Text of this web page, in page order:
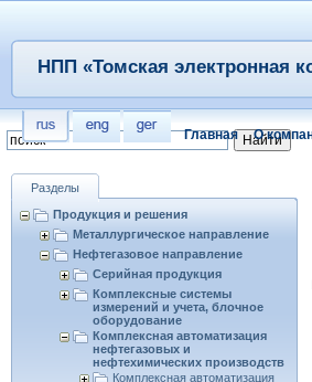
Главная О
НПП «Томская электронная
Разделы
Продукция и решения
Металлургическое направление
Нефтегазовое направление
Серийная продукция
Комплексные системы
измерений и учета, блочное
оборудование
Комплексная автоматизация
нефтегазовых и
нефтехимических производств
Комплексная автоматизация